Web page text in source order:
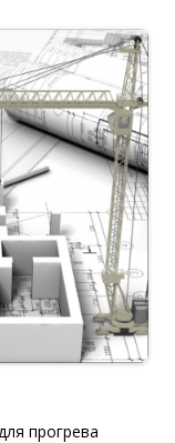
прогрева